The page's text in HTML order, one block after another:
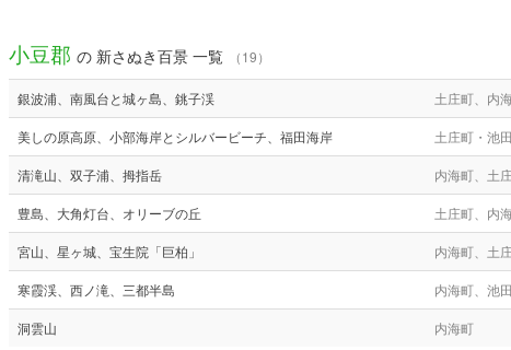
小豆郡 の 新さぬき百景 一覧 （19）
銀波浦、南風台と城ヶ島、銚子渓 土庄町、内
美しの原高原、小部海岸とシルバービーチ、福田海岸 土庄町・池
清滝山、双子浦、拇指岳 内海町、土
豊島、大角灯台、オリーブの丘 土庄町、内
宮山、星ヶ城、宝生院「巨柏」 内海町、土
寒霞渓、西ノ滝、三都半島 内海町、池
洞雲山 内海町